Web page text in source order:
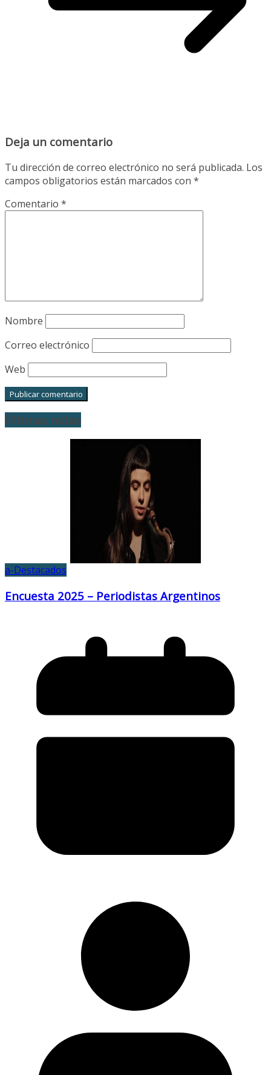
Deja un comentario
Tu dirección de correo electrónico no será publicada. Los
campos obligatorios están marcados con *
Comentario *
Nombre
Correo electrónico
Web
Últimas notas
a-Destacados
Encuesta 2025 – Periodistas Argentinos